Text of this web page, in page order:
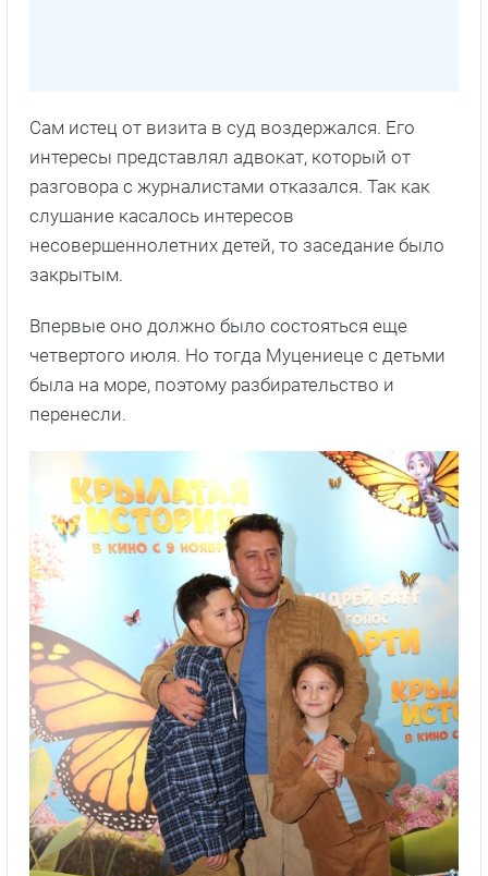
Сам истец от визита в суд воздержался. Его
интересы представлял адвокат, который от
разговора с журналистами отказался. Так как
слушание касалось интересов
несовершеннолетних детей, то заседание было
закрытым.
Впервые оно должно было состояться еще
четвертого июля. Но тогда Муцениеце с детьми
была на море, поэтому разбирательство и
перенесли.